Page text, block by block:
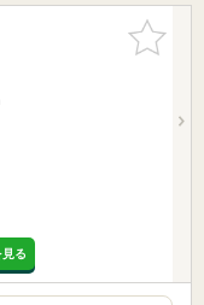
お気に入
りに追加
る